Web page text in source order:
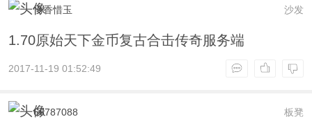
沙发
怜香惜玉
1.70原始天下金币复古合击传奇服务端
2017-11-19 01:52:49
板凳
66787088